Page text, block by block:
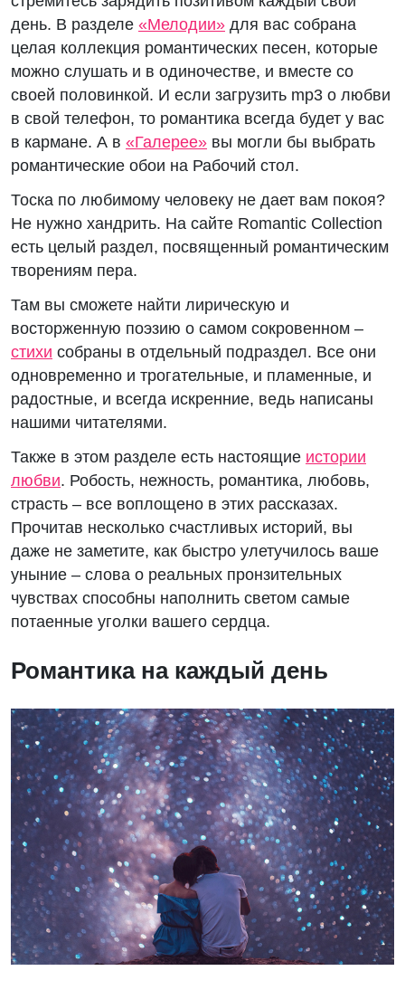
день. В разделе «Мелодии» для вас собрана
целая коллекция романтических песен, которые
можно слушать и в одиночестве, и вместе со
своей половинкой. И если загрузить mp3 о любви
в свой телефон, то романтика всегда будет у вас
в кармане. А в «Галерее» вы могли бы выбрать
романтические обои на Рабочий стол.
Тоска по любимому человеку не дает вам покоя?
Не нужно хандрить. На сайте Romantic Collection
есть целый раздел, посвященный романтическим
творениям пера.
Там вы сможете найти лирическую и
восторженную поэзию о самом сокровенном –
стихи собраны в отдельный подраздел. Все они
одновременно и трогательные, и пламенные, и
радостные, и всегда искренние, ведь написаны
нашими читателями.
Также в этом разделе есть настоящие истории
любви. Робость, нежность, романтика, любовь,
страсть – все воплощено в этих рассказах.
Прочитав несколько счастливых историй, вы
даже не заметите, как быстро улетучилось ваше
уныние – слова о реальных пронзительных
чувствах способны наполнить светом самые
потаенные уголки вашего сердца.
Романтика на каждый день